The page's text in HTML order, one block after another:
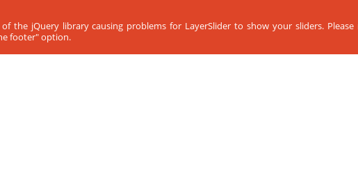
jQuery library causing problems for LayerSlider to show your sliders.
footer" option.